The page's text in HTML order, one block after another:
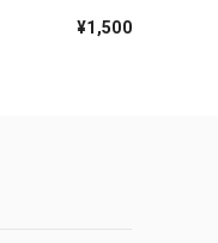
¥1,500